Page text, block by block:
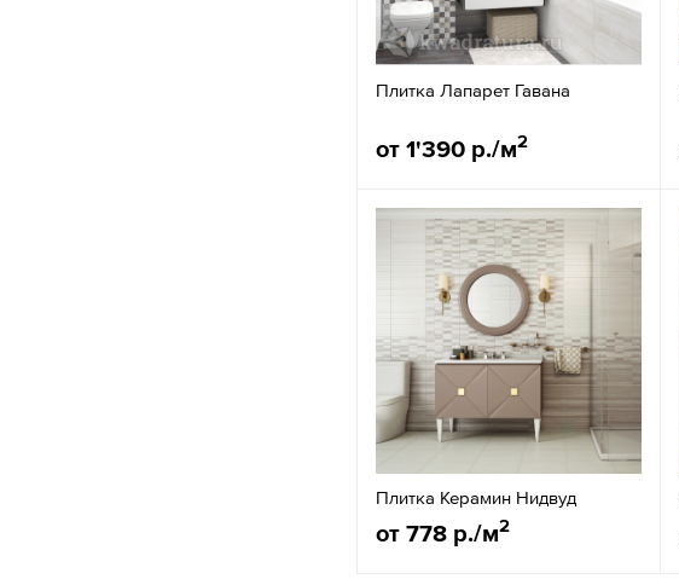
Плитка Лапарет Гавана
от 1'390 р./м2
Плитка Керамин Нидвуд
от 778 р./м2